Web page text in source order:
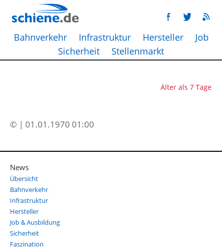
Bahnverkehr Infrastruktur Hersteller
Job
Sicherheit
Stellenmarkt
Älter als 7 Tage
© | 01.01.1970 01:00
News
Übersicht
Bahnverkehr
Infrastruktur
Hersteller
Job & Ausbildung
Sicherheit
Faszination